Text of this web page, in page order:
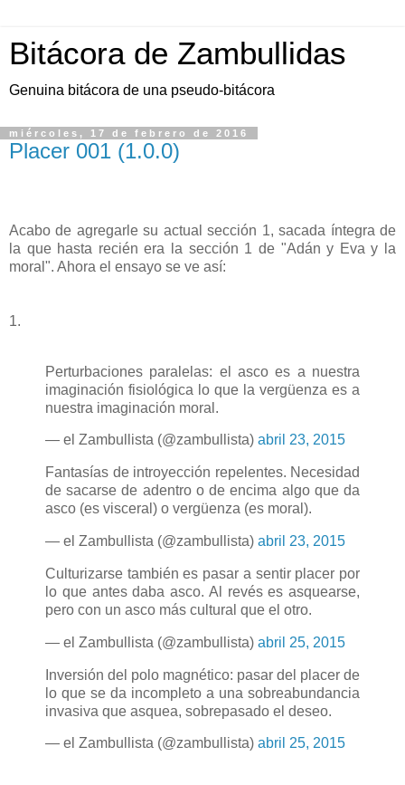
Bitácora de Zambullidas
Genuina bitácora de una pseudo-bitácora
miércoles, 17 de febrero de 2016
Placer 001 (1.0.0)
Acabo de agregarle su actual sección 1, sacada íntegra de
la que hasta recién era la sección 1 de "Adán y Eva y la
moral". Ahora el ensayo se ve así:
1.
Perturbaciones paralelas: el asco es a nuestra
imaginación fisiológica lo que la vergüenza es a
nuestra imaginación moral.
— el Zambullista (@zambullista) abril 23, 2015
Fantasías de introyección repelentes. Necesidad
de sacarse de adentro o de encima algo que da
asco (es visceral) o vergüenza (es moral).
— el Zambullista (@zambullista) abril 23, 2015
Culturizarse también es pasar a sentir placer por
lo que antes daba asco. Al revés es asquearse,
pero con un asco más cultural que el otro.
— el Zambullista (@zambullista) abril 25, 2015
Inversión del polo magnético: pasar del placer de
lo que se da incompleto a una sobreabundancia
invasiva que asquea, sobrepasado el deseo.
— el Zambullista (@zambullista) abril 25, 2015